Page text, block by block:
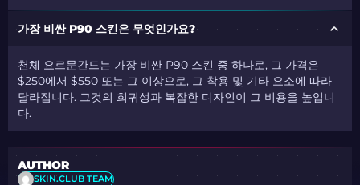
가장 비싼 P90 스킨은 무엇인가요?
천체 요르문간드는 가장 비싼 P90 스킨 중 하나로, 그 가격은
$250에서 $550 또는 그 이상으로, 그 착용 및 기타 요소에 따라
달라집니다. 그것의 희귀성과 복잡한 디자인이 그 비용을 높입니
다.
AUTHOR
SKIN.CLUB TEAM